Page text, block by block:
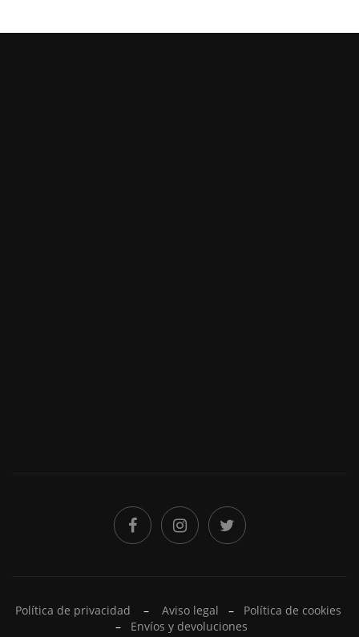
Política de privacidad – Aviso legal – Política de cookies
– Envíos y devoluciones